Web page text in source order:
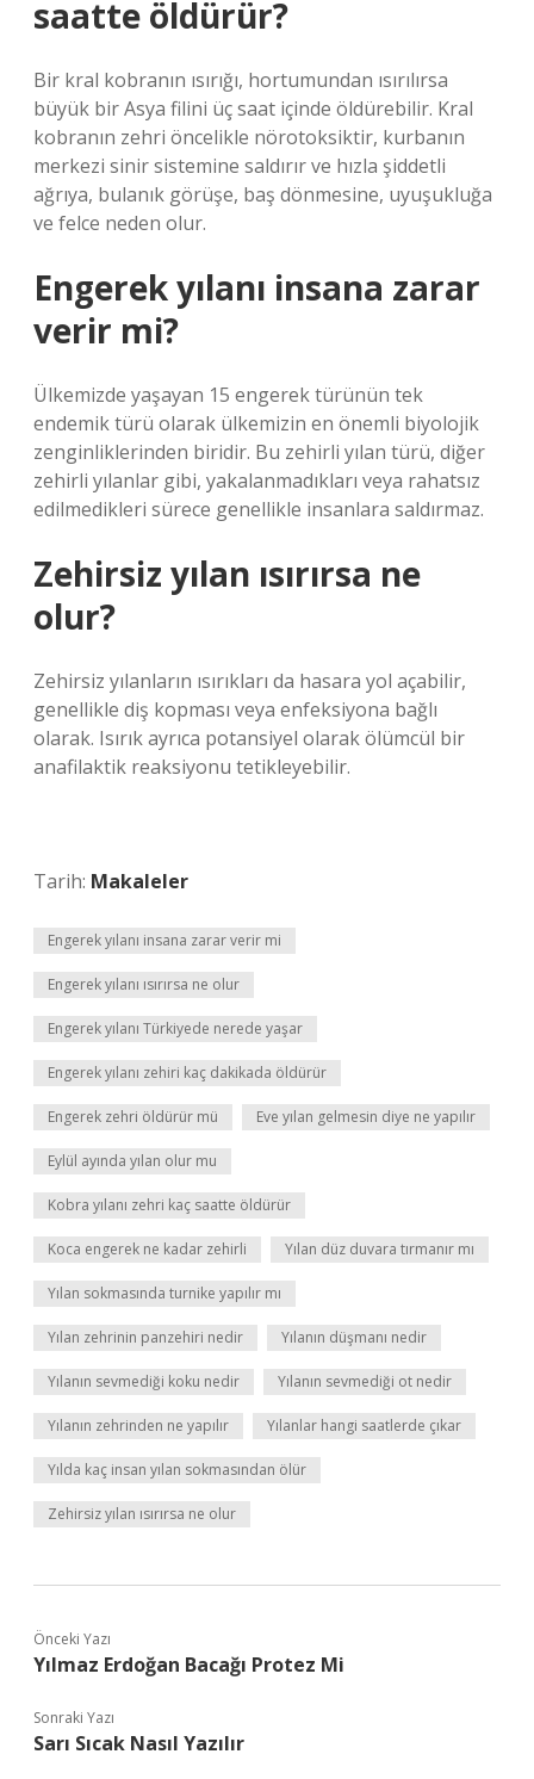
saatte öldürür?
Bir kral kobranın ısırığı, hortumundan ısırılırsa
büyük bir Asya filini üç saat içinde öldürebilir. Kral
kobranın zehri öncelikle nörotoksiktir, kurbanın
merkezi sinir sistemine saldırır ve hızla şiddetli
ağrıya, bulanık görüşe, baş dönmesine, uyuşukluğa
ve felce neden olur.
Engerek yılanı insana zarar
verir mi?
Ülkemizde yaşayan 15 engerek türünün tek
endemik türü olarak ülkemizin en önemli biyolojik
zenginliklerinden biridir. Bu zehirli yılan türü, diğer
zehirli yılanlar gibi, yakalanmadıkları veya rahatsız
edilmedikleri sürece genellikle insanlara saldırmaz.
Zehirsiz yılan ısırırsa ne
olur?
Zehirsiz yılanların ısırıkları da hasara yol açabilir,
genellikle diş kopması veya enfeksiyona bağlı
olarak. Isırık ayrıca potansiyel olarak ölümcül bir
anafilaktik reaksiyonu tetikleyebilir.
Tarih: Makaleler
Engerek yılanı insana zarar verir mi
Engerek yılanı ısırırsa ne olur
Engerek yılanı Türkiyede nerede yaşar
Engerek yılanı zehiri kaç dakikada öldürür
Engerek zehri öldürür mü Eve yılan gelmesin diye ne yapılır
Eylül ayında yılan olur mu
Kobra yılanı zehri kaç saatte öldürür
Koca engerek ne kadar zehirli Yılan düz duvara tırmanır mı
Yılan sokmasında turnike yapılır mı
Yılan zehrinin panzehiri nedir Yılanın düşmanı nedir
Yılanın sevmediği koku nedir Yılanın sevmediği ot nedir
Yılanın zehrinden ne yapılır Yılanlar hangi saatlerde çıkar
Yılda kaç insan yılan sokmasından ölür
Zehirsiz yılan ısırırsa ne olur
Önceki Yazı
Yılmaz Erdoğan Bacağı Protez Mi
Sonraki Yazı
Sarı Sıcak Nasıl Yazılır